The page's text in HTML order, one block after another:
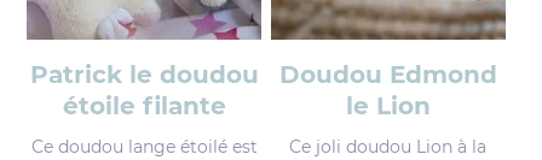
Patrick le doudou
étoile filante
Ce doudou lange étoilé est
Doudou Edmond
le Lion
Ce joli doudou Lion à la